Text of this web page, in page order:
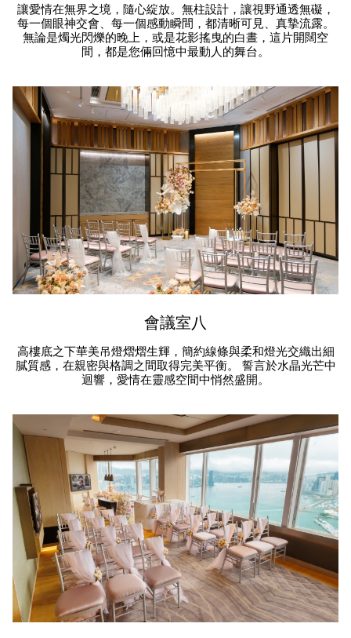
讓愛情在無界之境，隨心綻放。無柱設計，讓視野通透無礙，
每一個眼神交會、每一個感動瞬間，都清晰可見、真摯流露。
無論是燭光閃爍的晚上，或是花影搖曳的白晝，這片開闊空
間，都是您倆回憶中最動人的舞台。
會議室八
高樓底之下華美吊燈熠熠生輝，簡約線條與柔和燈光交織出細
膩質感，在親密與格調之間取得完美平衡。 誓言於水晶光芒中
迴響，愛情在靈感空間中悄然盛開。